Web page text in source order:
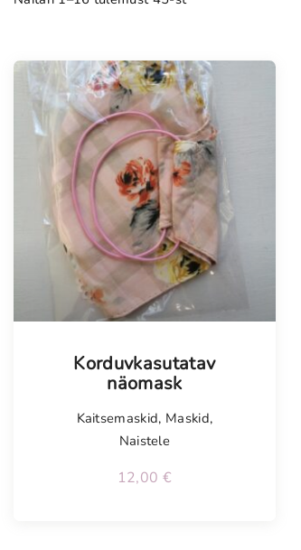
Korduvkasutatav
näomask
Kaitsemaskid, Maskid,
Naistele
12,00 €